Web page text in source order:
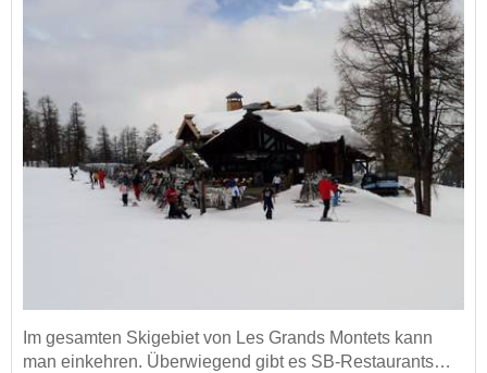
Im gesamten Skigebiet von Les Grands Montets kann
man einkehren. Überwiegend gibt es SB-Restaurants…